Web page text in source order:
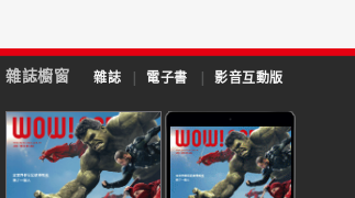
雜誌櫥窗 雜誌 | 電子書 | 影音互動版